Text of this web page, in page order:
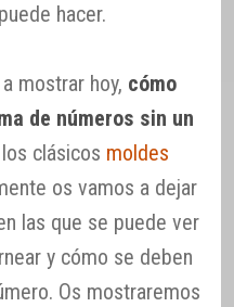
hacer.
mostrar hoy, cómo
de números sin un
clásicos moldes
os vamos a dejar
las que se puede ver
y cómo se deben
Os mostraremos